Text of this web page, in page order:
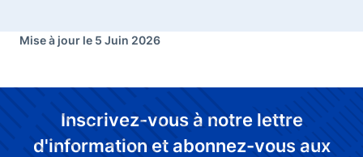
Mise à jour le 5 Juin 2026
Inscrivez-vous à notre lettre
d'information et abonnez-vous aux